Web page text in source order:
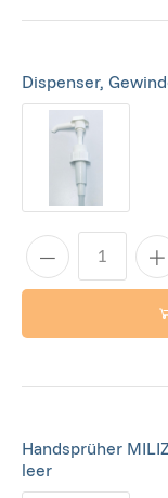
Dispenser,
Handsprüher
leer